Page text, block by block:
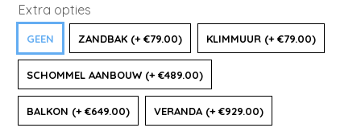
Extra opties
GEEN ZANDBAK (+ €79.00) KLIMMUUR (+ €79.00)
SCHOMMEL AANBOUW (+ €489.00)
BALKON (+ €649.00) VERANDA (+ €929.00)